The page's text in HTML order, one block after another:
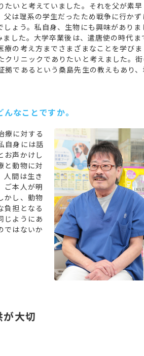
いと考えていました。それを父が素早
は理系の学生だったため戦争に行かず
ょう。私自身、生物にも興味がありま
した。大学卒業後は、遣唐使の時代ま
の考え方までさまざまなことを学びま
リニックでありたいと考えました。
であるという桑島先生の教えもあり、
なことですか。
療に対する
自身には話
お声かけし
と動物に対
人間は生き
ご本人が明
かし、動物
負担となる
じようにあ
ではないか
大切